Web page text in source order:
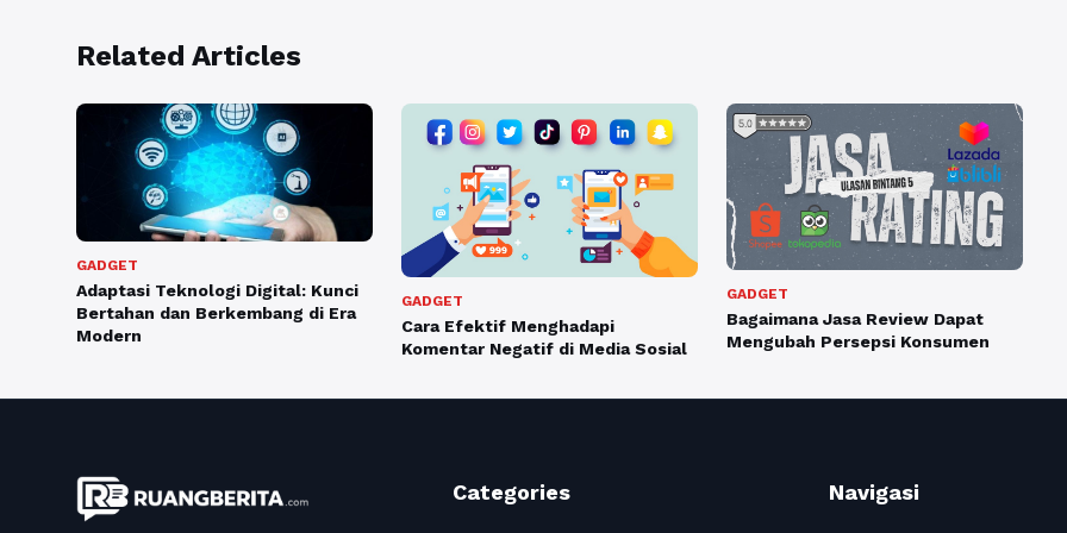
Related Articles
GADGET
Adaptasi Teknologi Digital: Kunci
Bertahan dan Berkembang di Era
Modern
GADGET
Cara Efektif Menghadapi
Komentar Negatif di Media Sosial
GADGET
Bagaimana Jasa Review Dapat
Mengubah Persepsi Konsumen
Categories Navigasi